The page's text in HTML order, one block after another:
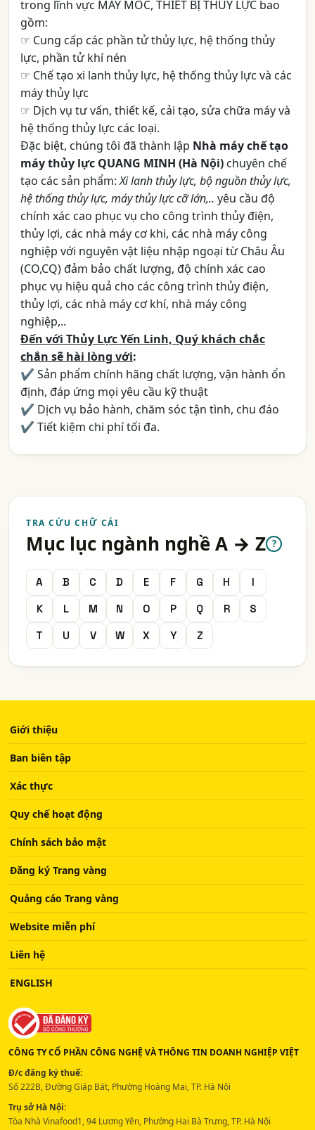
trong lĩnh vực MÁY MÓC, THIẾT BỊ THỦY LỰC bao
gồm:
☞ Cung cấp các phần tử thủy lực, hệ thống thủy
lực, phần tử khí nén
☞ Chế tạo xi lanh thủy lực, hệ thống thủy lực và các
máy thủy lực
☞ Dịch vụ tư vấn, thiết kế, cải tạo, sửa chữa máy và
hệ thống thủy lực các loại.
Đặc biệt, chúng tôi đã thành lập Nhà máy chế tạo
máy thủy lực QUANG MINH (Hà Nội) chuyên chế
tạo các sản phẩm:Xi lanh thủy lực, bộ nguồn thủy lực,
hệ thống thủy lực, máy thủy lực cỡ lớn,.. yêu cầu độ
chính xác cao phục vụ cho công trình thủy điện,
thủy lợi, các nhà máy cơ khi, các nhà máy công
nghiệp với nguyên vật liệu nhập ngoại từ Châu Âu
(CO,CQ) đảm bảo chất lượng, độ chính xác cao
phục vụ hiệu quả cho các công trình thủy điện,
thủy lợi, các nhà máy cơ khí, nhà máy công
nghiệp,..
Đến với Thủy Lực Yến Linh, Quý khách chắc
chắn sẽ hài lòng với:
✔ Sản phẩm chính hãng chất lượng, vận hành ổn
định, đáp ứng mọi yêu cầu kỹ thuật
✔ Dịch vụ bảo hành, chăm sóc tận tình, chu đáo
✔ Tiết kiệm chi phí tối đa.
TRA CỨU CHỮ CÁI
Mục lục ngành nghề A → Z ?
A B C D E F G H
I
K
L M N O P Q R
S
T
U V W X Y Z
Giới thiệu
Ban biên tập
Xác thực
Quy chế hoạt động
Chính sách bảo mật
Đăng ký Trang vàng
Quảng cáo Trang vàng
Website miễn phí
Liên hệ
ENGLISH
CÔNG TY CỔ PHẦN CÔNG NGHỆ VÀ THÔNG TIN DOANH NGHIỆP VIỆT
Đ/c đăng ký thuế:
Số 222B, Đường Giáp Bát, Phường Hoàng Mai, TP. Hà Nội
Trụ sở Hà Nội:
Tòa Nhà Vinafood1, 94 Lương Yên, Phường Hai Bà Trưng, TP. Hà Nội